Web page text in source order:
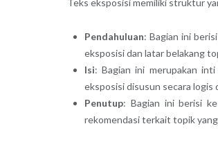
Pendahuluan: Bagian ini
eksposisi dan latar belakang
Isi: Bagian ini merupakan
eksposisi disusun secara logis
Penutup: Bagian ini berisi
rekomendasi terkait topik